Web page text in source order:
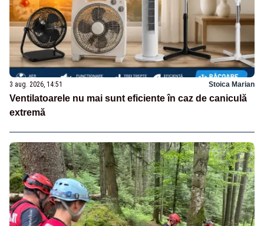
3 aug. 2026, 14:51 Stoica Marian
Ventilatoarele nu mai sunt eficiente în caz de caniculă
extremă